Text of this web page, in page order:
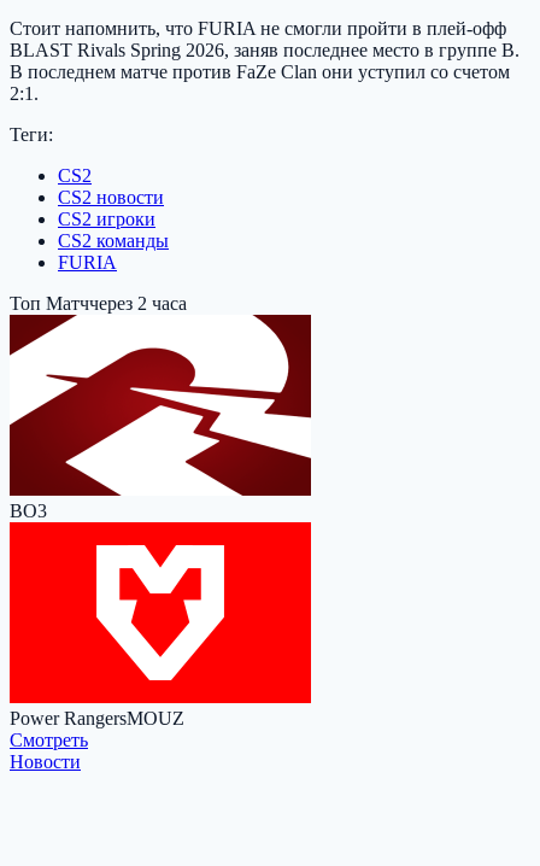
Стоит напомнить, что FURIA не смогли пройти в плей-офф
BLAST Rivals Spring 2026, заняв последнее место в группе B.
В последнем матче против FaZe Clan они уступил со счетом
2:1.
Теги:
CS2
CS2 новости
CS2 игроки
CS2 команды
FURIA
Топ Матччерез 2 часа
BO3
Power RangersMOUZ
Cмотреть
Новости